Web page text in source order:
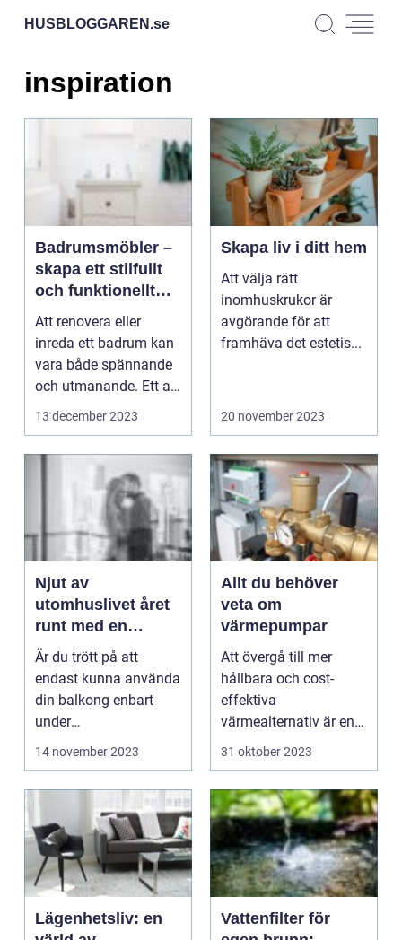
HUSBLOGGAREN.se
inspiration
Badrumsmöbler –
skapa ett stilfullt
och funktionellt
badrum
Att renovera eller
inreda ett badrum kan
vara både spännande
och utmanande. Ett av
de viktigaste ele...
13 december 2023
Skapa liv i ditt hem
Att välja rätt
inomhuskrukor är
avgörande för att
framhäva det estetis...
20 november 2023
Njut av
utomhuslivet året
runt med en
inglasad balkong
Är du trött på att
endast kunna använda
din balkong enbart
under
sommarhalv&ari...
14 november 2023
Allt du behöver
veta om
värmepumpar
Att övergå till mer
hållbara och cost-
effektiva
värmealternativ är en
tre...
31 oktober 2023
Lägenhetsliv: en
Vattenfilter för